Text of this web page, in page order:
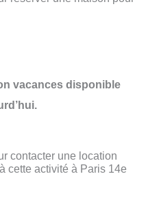
vacances disponible
contacter une location
cette activité à Paris 14e